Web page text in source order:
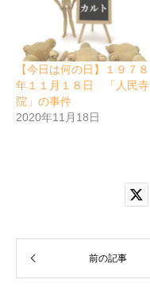
【今日は何の日】１９７８
年１１月１８日 「人民寺
院」の事件
2020年11月18日

前の記事